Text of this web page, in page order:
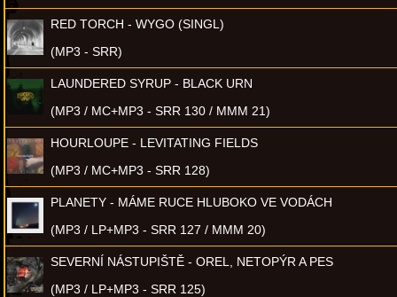
RED TORCH - WYGO (SINGL)
(MP3 - SRR)
LAUNDERED SYRUP - BLACK URN
(MP3 / MC+MP3 - SRR 130 / MMM 21)
HOURLOUPE - LEVITATING FIELDS
(MP3 / MC+MP3 - SRR 128)
PLANETY - MÁME RUCE HLUBOKO VE VODÁCH
(MP3 / LP+MP3 - SRR 127 / MMM 20)
SEVERNÍ NÁSTUPIŠTĚ - OREL, NETOPÝR A PES
(MP3 / LP+MP3 - SRR 125)